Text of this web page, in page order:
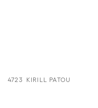
4723 KIRILL PATOU